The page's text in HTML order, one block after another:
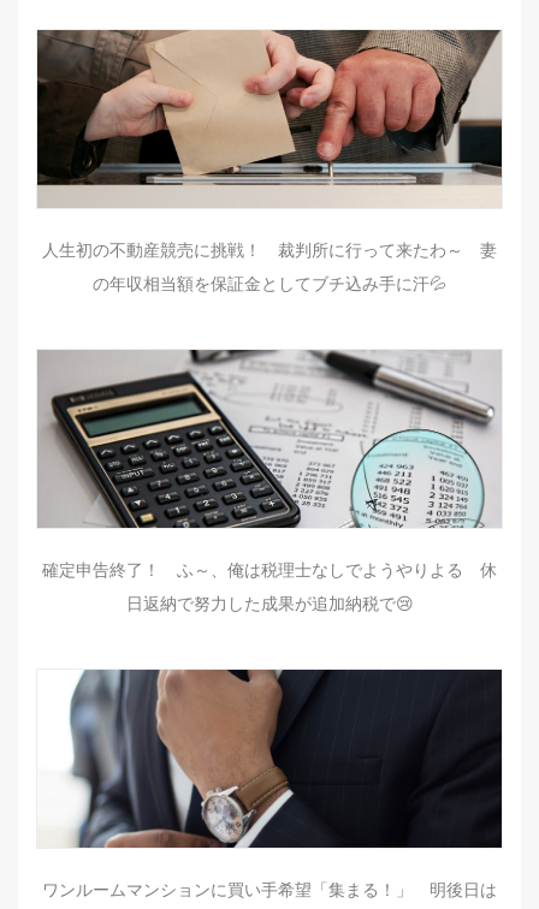
人生初の不動産競売に挑戦！ 裁判所に行って来たわ～ 妻
の年収相当額を保証金としてブチ込み手に汗💦
確定申告終了！ ふ～、俺は税理士なしでようやりよる 休
日返納で努力した成果が追加納税で😢
ワンルームマンションに買い手希望「集まる！」 明後日は